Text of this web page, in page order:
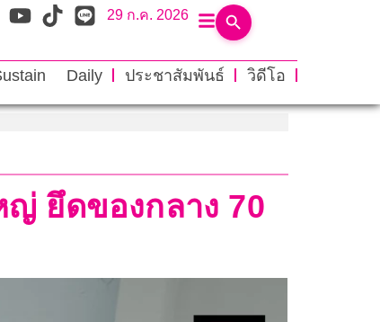
29 ก.ค. 2026
Daily ประชาสัมพันธ์
วิดีโอ
ยึดของกลาง 70